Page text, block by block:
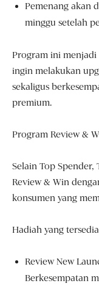
Pemenang akan
minggu setelah
Program ini menjadi
ingin melakukan
sekaligus
premium.
Program Review &
Selain Top
Review & Win
konsumen yang
Hadiah yang
Review New
Berkesempatan